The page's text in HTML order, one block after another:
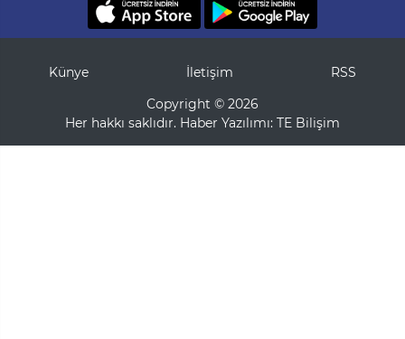
Künye İletişim
RSS
Copyright © 2026
Her hakkı saklıdır. Haber Yazılımı: TE Bilişim